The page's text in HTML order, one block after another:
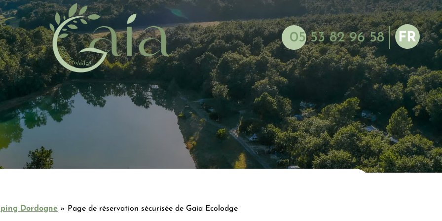
05 53 82 96 58
EN
FR
ES
Dordogne » Page de réservation sécurisée de Gaia Ecolodge